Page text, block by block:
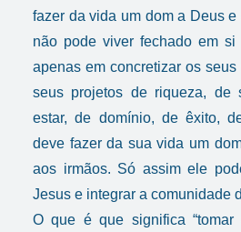
fazer da vida um dom a Deus
não pode viver fechado em si
apenas em concretizar os
seus projetos de riqueza, de
estar, de domínio, de êxito,
deve fazer da sua vida um
aos irmãos. Só assim ele
Jesus e integrar a comunidade
O que é que significa